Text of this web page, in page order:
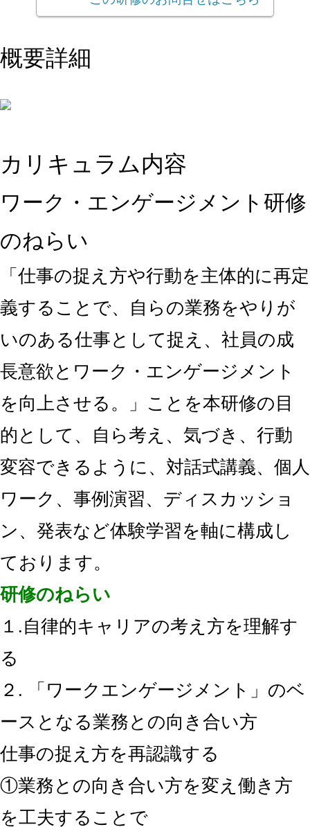
概要詳細
カリキュラム内容
ワーク・エンゲージメント研修
のねらい
「仕事の捉え方や行動を主体的に再定
義することで、自らの業務をやりが
いのある仕事として捉え、社員の成
長意欲とワーク・エンゲージメント
を向上させる。」ことを本研修の目
的として、自ら考え、気づき、行動
変容できるように、対話式講義、個人
ワーク、事例演習、ディスカッショ
ン、発表など体験学習を軸に構成し
ております。
研修のねらい
１.自律的キャリアの考え方を理解す
る
２. 「ワークエンゲージメント」のベ
ースとなる業務との向き合い方
仕事の捉え方を再認識する
①業務との向き合い方を変え働き方
を工夫することで